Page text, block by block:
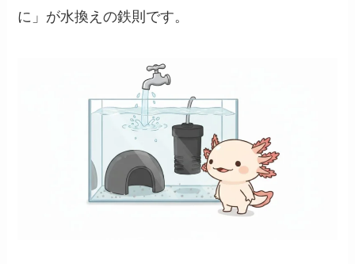
に」が水換えの鉄則です。